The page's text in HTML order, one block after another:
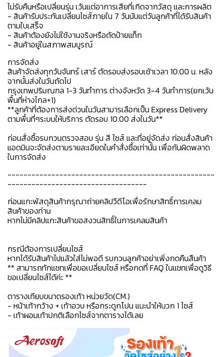
ไม่รับคืนหรือเปลี่ยนรุ่น เว้นแต่อาการเสียที่เกิดจากวัสดุ และการผลิต
- สินค้ารับประกันเปลี่ยนไซส์ภายใน 7 วันนับแต่วันลูกค้าที่ได้รับสินค้า
ตามใบเสร็จ
- สินค้าต้องยังไม่ใช้งานจริงหรือตัดป้ายแท็ก
- สินค้าอยู่ในสภาพสมบูรณ์
การจัดส่ง
สินค้าจัดส่งทุกวันจันทร์ เสาร์ ตัดรอบส่งรอบเช้าเวลา 10.00 น. หลัง
จากนั้นส่งในวันถัดไป
กรุงเทพปริมณฑล 1-3 วันทำการ ต่างจังหวัด 3-4 วันทำการ(ยกเว้น
พื้นที่ห่างไกล+1)
**ลูกค้าที่ต้องการส่งด่วนในวันสามารเลือกเป็น Express Delivery
ตามพื้นที่ๆระบบให้บริการ ตัดรอบ 10.00 ส่งในวัน**
ก่อนสั่งซื้อรบกวนตรวจสอบ รุ่น สี ไซส์ และที่อยู่จัดส่ง ก่อนสั่งสินค้า
แอดมินจะจัดส่งตามรายละเอียดในคำสั่งซื้อเท่านั้น เพื่อกันผิดพลาด
ในการจัดส่ง
----------------------------------------------------
-----------------------------------
ก่อนแกะพัสดุสินค้ากรุณาถ่ายคลิปวีดีโอเพื่อรักษาสิทธิ์การเคลม
สินค้าของท่าน
หากไม่มีคลิปแกะสินค้าขอสงวนสิทธิ์ในการเคลมสินค้า
กรณีต้องการเปลี่ยนไซส์
หากได้รับสินค้าไปแล้วใส่ไม่พอดี รบกวนลูกค้าอย่าเพิ่งกดคืนสืนค้า
** สามารถทักแชทเพื่อขอเปลี่ยนไซส์ หรือกดที่ FAQ ในแชทเพื่อดูวิธี
ขอเปลี่ยนไซส์ได้ค่ะ **
ตารางเทียบขนาดรองเท้า หน่วยวัด(CM.)
- หน้าเท้ากว้าง + เท้าอวบ หรือกระดูกโปน แนะนำให้บวก 1 ไซส์
- เท้าผอมเท้าปกติเลือกไซส์จากตารางได้เลย